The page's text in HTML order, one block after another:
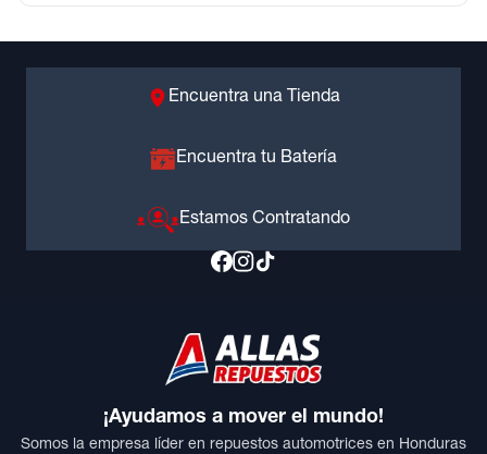
Encuentra una Tienda
Encuentra tu Batería
Estamos Contratando
¡Ayudamos a mover el mundo!
Somos la empresa líder en repuestos automotrices en Honduras